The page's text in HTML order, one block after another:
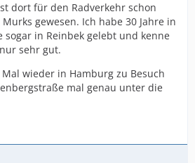
dort für den Radverkehr schon
gewesen. Ich habe 30 Jahre in
sogar in Reinbek gelebt und kenne
sehr gut.
wieder in Hamburg zu Besuch
mal genau unter die